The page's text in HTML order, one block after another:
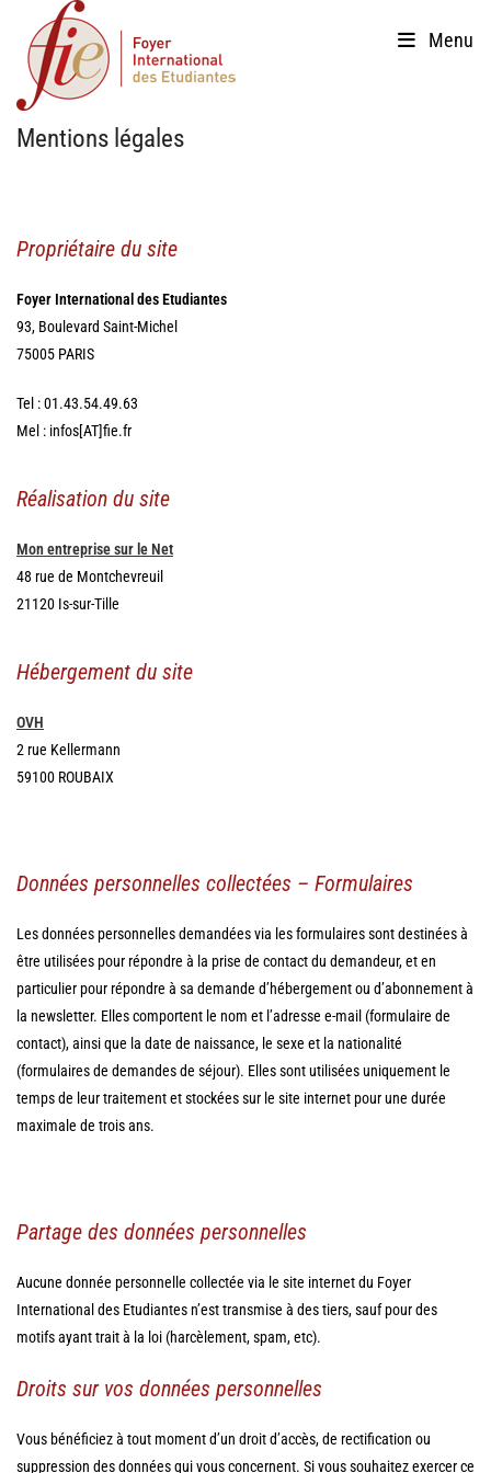
content
Menu
Mentions légales
Propriétaire du site
Foyer International des Etudiantes
93, Boulevard Saint-Michel
75005 PARIS
Tel : 01.43.54.49.63
Mel : infos[AT]fie.fr
Réalisation du site
Mon entreprise sur le Net
48 rue de Montchevreuil
21120 Is-sur-Tille
Hébergement du site
OVH
2 rue Kellermann
59100 ROUBAIX
Données personnelles collectées – Formulaires
Les données personnelles demandées via les formulaires sont destinées à
être utilisées pour répondre à la prise de contact du demandeur, et en
particulier pour répondre à sa demande d’hébergement ou d’abonnement à
la newsletter. Elles comportent le nom et l’adresse e-mail (formulaire de
contact), ainsi que la date de naissance, le sexe et la nationalité
(formulaires de demandes de séjour). Elles sont utilisées uniquement le
temps de leur traitement et stockées sur le site internet pour une durée
maximale de trois ans.
Partage des données personnelles
Aucune donnée personnelle collectée via le site internet du Foyer
International des Etudiantes n’est transmise à des tiers, sauf pour des
motifs ayant trait à la loi (harcèlement, spam, etc).
Droits sur vos données personnelles
Vous bénéficiez à tout moment d’un droit d’accès, de rectification ou
suppression des données qui vous concernent. Si vous souhaitez exercer ce